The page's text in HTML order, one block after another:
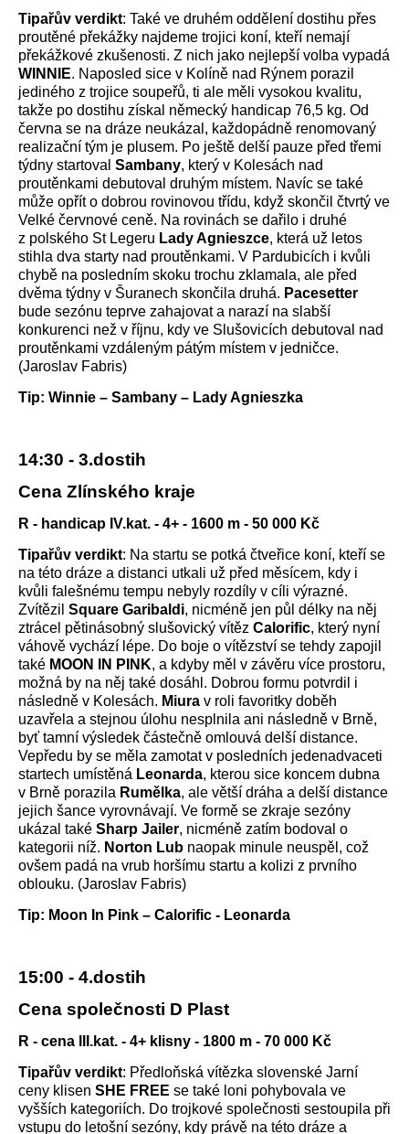
Tipařův verdikt: Také ve druhém oddělení dostihu přes
proutěné překážky najdeme trojici koní, kteří nemají
překážkové zkušenosti. Z nich jako nejlepší volba vypadá
WINNIE. Naposled sice v Kolíně nad Rýnem porazil
jediného z trojice soupeřů, ti ale měli vysokou kvalitu,
takže po dostihu získal německý handicap 76,5 kg. Od
června se na dráze neukázal, každopádně renomovaný
realizační tým je plusem. Po ještě delší pauze před třemi
týdny startoval Sambany, který v Kolesách nad
proutěnkami debutoval druhým místem. Navíc se také
může opřít o dobrou rovinovou třídu, když skončil čtvrtý ve
Velké červnové ceně. Na rovinách se dařilo i druhé
z polského St Legeru Lady Agnieszce, která už letos
stihla dva starty nad proutěnkami. V Pardubicích i kvůli
chybě na posledním skoku trochu zklamala, ale před
dvěma týdny v Šuranech skončila druhá. Pacesetter
bude sezónu teprve zahajovat a narazí na slabší
konkurenci než v říjnu, kdy ve Slušovicích debutoval nad
proutěnkami vzdáleným pátým místem v jedničce.
(Jaroslav Fabris)
Tip: Winnie – Sambany – Lady Agnieszka
14:30 - 3.dostih
Cena Zlínského kraje
R - handicap IV.kat. - 4+ - 1600 m - 50 000 Kč
Tipařův verdikt: Na startu se potká čtveřice koní, kteří se
na této dráze a distanci utkali už před měsícem, kdy i
kvůli falešnému tempu nebyly rozdíly v cíli výrazné.
Zvítězil Square Garibaldi, nicméně jen půl délky na něj
ztrácel pětinásobný slušovický vítěz Calorific, který nyní
váhově vychází lépe. Do boje o vítězství se tehdy zapojil
také MOON IN PINK, a kdyby měl v závěru více prostoru,
možná by na něj také dosáhl. Dobrou formu potvrdil i
následně v Kolesách. Miura v roli favoritky doběh
uzavřela a stejnou úlohu nesplnila ani následně v Brně,
byť tamní výsledek částečně omlouvá delší distance.
Vepředu by se měla zamotat v posledních jedenadvaceti
startech umístěná Leonarda, kterou sice koncem dubna
v Brně porazila Rumělka, ale větší dráha a delší distance
jejich šance vyrovnávají. Ve formě se zkraje sezóny
ukázal také Sharp Jailer, nicméně zatím bodoval o
kategorii níž. Norton Lub naopak minule neuspěl, což
ovšem padá na vrub horšímu startu a kolizi z prvního
oblouku. (Jaroslav Fabris)
Tip: Moon In Pink – Calorific - Leonarda
15:00 - 4.dostih
Cena společnosti D Plast
R - cena III.kat. - 4+ klisny - 1800 m - 70 000 Kč
Tipařův verdikt: Předloňská vítězka slovenské Jarní
ceny klisen SHE FREE se také loni pohybovala ve
vyšších kategoriích. Do trojkové společnosti sestoupila při
vstupu do letošní sezóny, kdy právě na této dráze a